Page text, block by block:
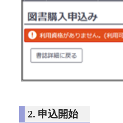
2. 申込開始